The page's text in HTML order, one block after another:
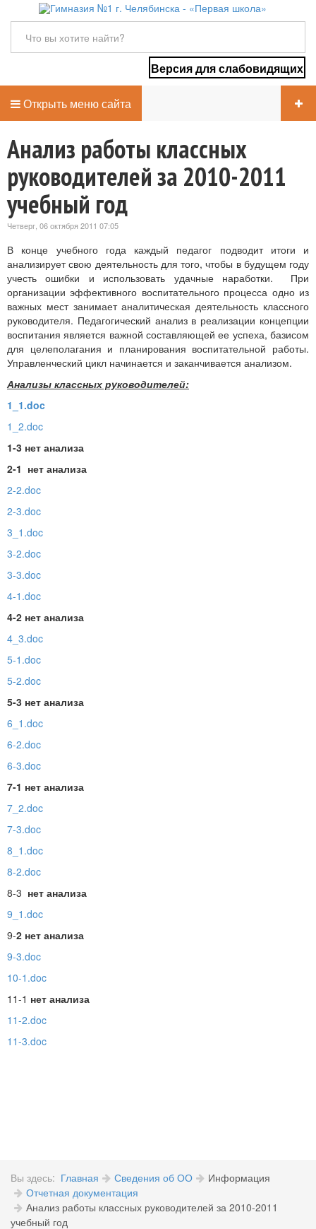
Версия для слабовидящих
Открыть меню сайта
Анализ работы классных
руководителей за 2010-2011
учебный год
Четверг, 06 октября 2011 07:05
В конце учебного года каждый педагог подводит итоги и
анализирует свою деятельность для того, чтобы в будущем году
учесть ошибки и использовать удачные наработки. При
организации эффективного воспитательного процесса одно из
важных мест занимает аналитическая деятельность классного
руководителя. Педагогический анализ в реализации концепции
воспитания является важной составляющей ее успеха, базисом
для целеполагания и планирования воспитательной работы.
Управленческий цикл начинается и заканчивается анализом.
Анализы классных руководителей:
1_1.doc
1_2.doc
1-3 нет анализа
2-1 нет анализа
2-2.doc
2-3.doc
3_1.doc
3-2.doc
3-3.doc
4-1.doc
4-2 нет анализа
4_3.doc
5-1.doc
5-2.doc
5-3 нет анализа
6_1.doc
6-2.doc
6-3.doc
7-1 нет анализа
7_2.doc
7-3.doc
8_1.doc
8-2.doc
8-3 нет анализа
9_1.doc
9-2 нет анализа
9-3.doc
10-1.doc
11-1 нет анализа
11-2.doc
11-3.doc
Вы здесь: Главная Сведения об ОО
Информация
Отчетная документация
Анализ работы классных руководителей за 2010-2011
учебный год